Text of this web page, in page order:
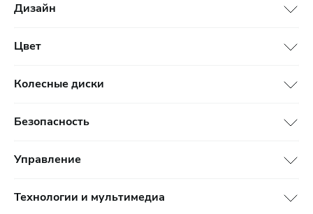
Дизайн
Цвет
Колесные диски
Безопасность
Управление
Технологии и мультимедиа